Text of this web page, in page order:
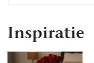
Inspiratie